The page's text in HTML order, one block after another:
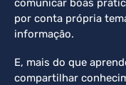
por conta própria
informação.
E, mais do que
compartilhar